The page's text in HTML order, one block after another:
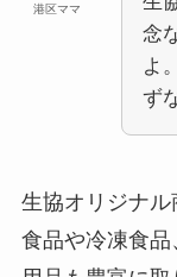
港区ママ
念
よ
ず
生協オリジナ
食品や冷凍食